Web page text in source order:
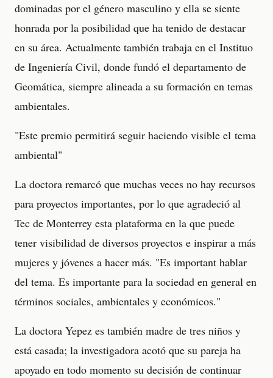
dominadas por el género masculino y ella se siente
honrada por la posibilidad que ha tenido de destacar
en su área. Actualmente también trabaja en el Instituo
de Ingeniería Civil, donde fundó el departamento de
Geomática, siempre alineada a su formación en temas
ambientales.
"Este premio permitirá seguir haciendo visible el tema
ambiental"
La doctora remarcó que muchas veces no hay recursos
para proyectos importantes, por lo que agradeció al
Tec de Monterrey esta plataforma en la que puede
tener visibilidad de diversos proyectos e inspirar a más
mujeres y jóvenes a hacer más. "Es important hablar
del tema. Es importante para la sociedad en general en
términos sociales, ambientales y económicos."
La doctora Yepez es también madre de tres niños y
está casada; la investigadora acotó que su pareja ha
apoyado en todo momento su decisión de continuar